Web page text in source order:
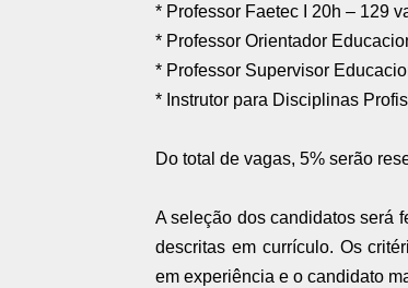
* Professor Faetec I 20h – 129
* Professor Orientador
* Professor Supervisor
* Instrutor para Disciplinas
Do total de vagas, 5% serão
A seleção dos candidatos será
descritas em currículo. Os
em experiência e o candidato